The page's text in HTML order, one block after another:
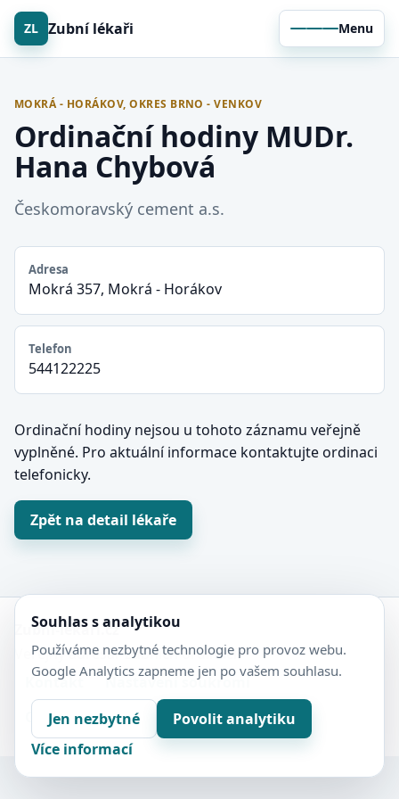
ZL Zubní lékaři Menu
MOKRÁ - HORÁKOV, OKRES BRNO - VENKOV
Ordinační hodiny MUDr.
Hana Chybová
Českomoravský cement a.s.
Adresa
Mokrá 357, Mokrá - Horákov
Telefon
544122225
Ordinační hodiny nejsou u tohoto záznamu veřejně
vyplněné. Pro aktuální informace kontaktujte ordinaci
telefonicky.
Zpět na detail lékaře
Zubní-lékaři.cz
Veřejný adresář zubních ordinací.
Kontakt
Nastavení soukromí
Ochrana soukromí
Sitemap
Souhlas s analytikou
Používáme nezbytné technologie pro provoz webu.
Google Analytics zapneme jen po vašem souhlasu.
Jen nezbytné
Povolit analytiku
Více informací